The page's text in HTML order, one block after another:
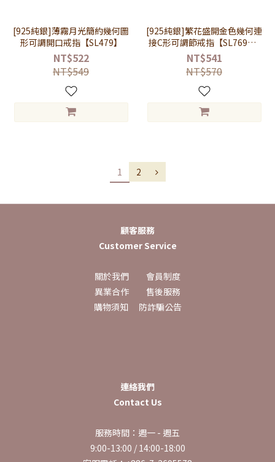
[925純銀]薄霧月光簡約幾何圖
形可調開口戒指【SL479】
NT$522
NT$549
[925純銀]繁花盛開金色幾何連
接C形可調節戒指【SL769】-
金
NT$541
NT$570
1 2
顧客服務
Customer Service
關於我們
會員制度
異業合作
售後服務
購物須知
防詐騙公告
連絡我們
Contact Us
服務時間：週一 - 週五
9:00-13:00 / 14:00-18:00